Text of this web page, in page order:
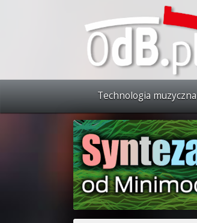
Technologia muzyczna